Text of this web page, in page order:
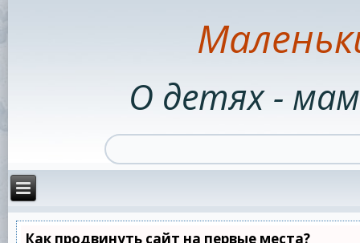
О детях -
Как продвинуть сайт на первые места?